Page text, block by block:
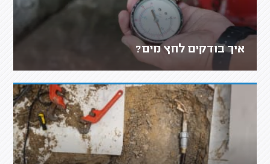
איך בודקים לחץ מים?